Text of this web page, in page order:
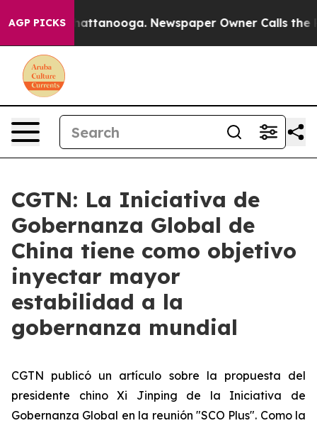
AGP PICKS
in Chattanooga. Newspaper Owner Calls the
CGTN: La Iniciativa de
Gobernanza Global de
China tiene como objetivo
inyectar mayor
estabilidad a la
gobernanza mundial
CGTN publicó un artículo sobre la propuesta del
presidente chino Xi Jinping de la Iniciativa de
Gobernanza Global en la reunión "SCO Plus". Como la